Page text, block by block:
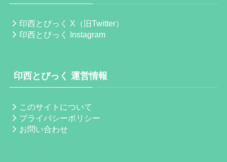
印西とぴっく X（旧Twitter）
印西とぴっく Instagram
印西とぴっく 運営情報
このサイトについて
プライバシーポリシー
お問い合わせ